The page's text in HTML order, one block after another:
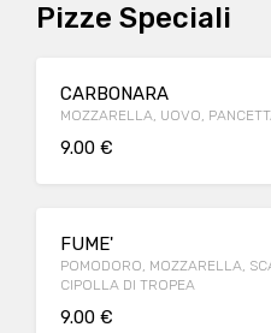
Pizze Speciali
CARBONARA
MOZZARELLA, UOVO,
9.00 €
FUME'
POMODORO, MOZZARELLA,
CIPOLLA DI TROPEA
9.00 €